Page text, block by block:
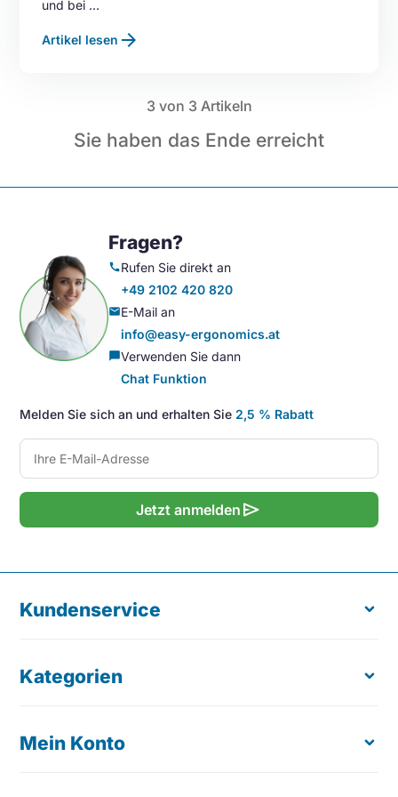
und bei …
Artikel lesen arrow_forward
3 von 3 Artikeln
Sie haben das Ende erreicht
Fragen?
callRufen Sie direkt an
+49 2102 420 820
mailE-Mail an
info@easy-ergonomics.at
chat_bubbleVerwenden Sie dann
Chat Funktion
Melden Sie sich an und erhalten Sie 2,5 % Rabatt
Jetzt anmelden send
Kundenservice
Über uns
Bestellung retournieren
Mein Konto
Kategorien
Ergonomische Maus